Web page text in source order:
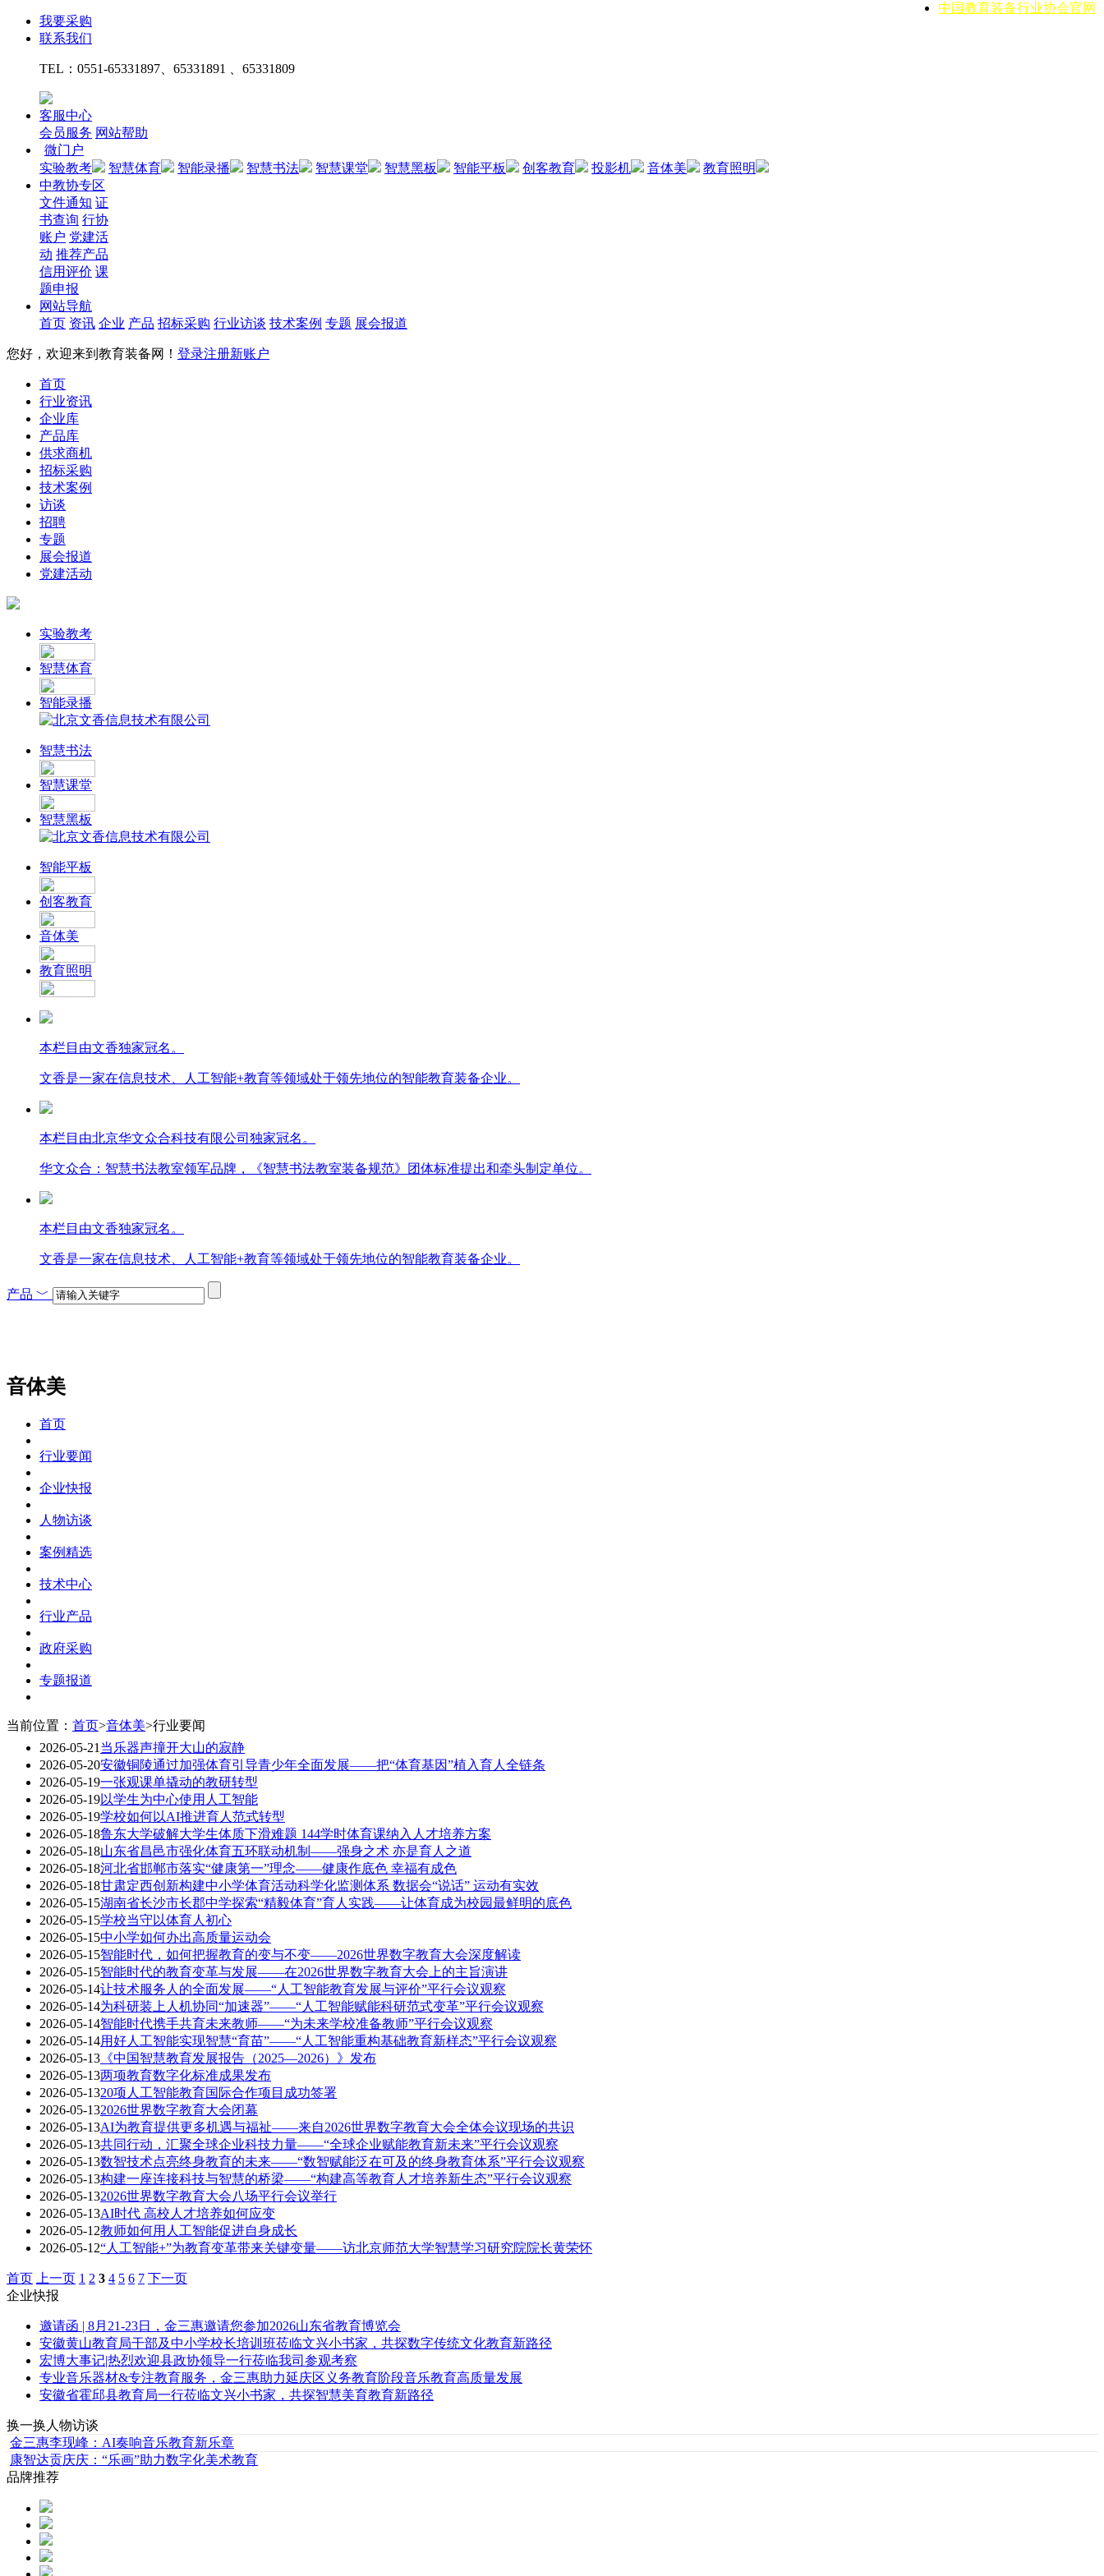
我要采购
联系我们
TEL： 0551-65331897、65331891 、65331809
客服中心
会员服务 网站帮助
微门户
实验教考
智慧体育 智能录播 智慧书法 智慧课堂 智慧黑板 智能平板 创客教育 投影机 音体美
教育照明
中教协专区
文件通知 证
书查询 行协
账户 党建活
动 推荐产品
信用评价 课
题申报
网站导航
首页 资讯 企业 产品 招标采购 行业访谈 技术案例 专题 展会报道
您好，欢迎来到教育装备网！ 登录注册新账户
首页
行业资讯
企业库
产品库
供求商机
招标采购
技术案例
访谈
招聘
专题
展会报道
党建活动
中国教育装备行业协会官网
实验教考
智慧体育
智能录播
智慧书法
智慧课堂
智慧黑板
智能平板
创客教育
音体美
教育照明
本栏目由文香独家冠名。
文香是一家在信息技术、人工智能+教育等领域处于领先地位的智能教育装备企业。
本栏目由北京华文众合科技有限公司独家冠名。
华文众合：智慧书法教室领军品牌，《智慧书法教室装备规范》团体标准提出和牵头制定单位。
本栏目由文香独家冠名。
文香是一家在信息技术、人工智能+教育等领域处于领先地位的智能教育装备企业。
产品 ﹀
音体美
首页
行业要闻
企业快报
人物访谈
案例精选
技术中心
行业产品
政府采购
专题报道
当前位置： 首页>音体美>行业要闻
2026-05-21 当乐器声撞开大山的寂静
2026-05-20安徽铜陵通过加强体育引导青少年全面发展——把“体育基因”植入育人全链条
2026-05-19一张观课单撬动的教研转型
2026-05-19以学生为中心使用人工智能
2026-05-19学校如何以AI推进育人范式转型
2026-05-18鲁东大学破解大学生体质下滑难题 144学时体育课纳入人才培养方案
2026-05-18山东省昌邑市强化体育五环联动机制——强身之术 亦是育人之道
2026-05-18河北省邯郸市落实“健康第一”理念——健康作底色 幸福有成色
2026-05-18甘肃定西创新构建中小学体育活动科学化监测体系 数据会“说话” 运动有实效
2026-05-15湖南省长沙市长郡中学探索“精毅体育”育人实践——让体育成为校园最鲜明的底色
2026-05-15学校当守以体育人初心
2026-05-15中小学如何办出高质量运动会
2026-05-15智能时代，如何把握教育的变与不变——2026世界数字教育大会深度解读
2026-05-15智能时代的教育变革与发展——在2026世界数字教育大会上的主旨演讲
2026-05-14让技术服务人的全面发展——“人工智能教育发展与评价”平行会议观察
2026-05-14为科研装上人机协同“加速器”——“人工智能赋能科研范式变革”平行会议观察
2026-05-14智能时代携手共育未来教师——“为未来学校准备教师”平行会议观察
2026-05-14用好人工智能实现智慧“育苗”——“人工智能重构基础教育新样态”平行会议观察
2026-05-13 《中国智慧教育发展报告（2025—2026）》发布
2026-05-13两项教育数字化标准成果发布
2026-05-1320项人工智能教育国际合作项目成功签署
2026-05-132026世界数字教育大会闭幕
2026-05-13AI为教育提供更多机遇与福祉——来自2026世界数字教育大会全体会议现场的共识
2026-05-13共同行动，汇聚全球企业科技力量——“全球企业赋能教育新未来”平行会议观察
2026-05-13数智技术点亮终身教育的未来——“数智赋能泛在可及的终身教育体系”平行会议观察
2026-05-13构建一座连接科技与智慧的桥梁——“构建高等教育人才培养新生态”平行会议观察
2026-05-132026世界数字教育大会八场平行会议举行
2026-05-13AI时代 高校人才培养如何应变
2026-05-12教师如何用人工智能促进自身成长
2026-05-12“人工智能+”为教育变革带来关键变量——访北京师范大学智慧学习研究院院长黄荣怀
首页 上一页 1 2 3 4 5 6 7 下一页
企业快报
邀请函 | 8月21-23日，金三惠邀请您参加2026山东省教育博览会
安徽黄山教育局干部及中小学校长培训班莅临文兴小书家，共探数字传统文化教育新路径
宏博大事记|热烈欢迎县政协领导一行莅临我司参观考察
专业音乐器材&专注教育服务，金三惠助力延庆区义务教育阶段音乐教育高质量发展
安徽省霍邱县教育局一行莅临文兴小书家，共探智慧美育教育新路径
换一换 人物访谈
金三惠李现峰：AI奏响音乐教育新乐章
康智达贡庆庆：“乐画”助力数字化美术教育
品牌推荐